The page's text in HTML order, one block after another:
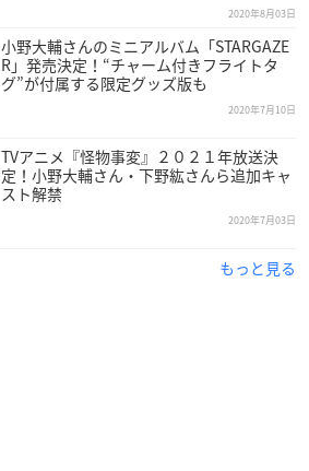
2020年8月03日
小野大輔さんのミニアルバム「STARGAZE
R」発売決定！“チャーム付きフライトタ
グ”が付属する限定グッズ版も
2020年7月10日
TVアニメ『怪物事変』２０２１年放送決
定！小野大輔さん・下野紘さんら追加キャ
スト解禁
2020年7月03日
もっと見る